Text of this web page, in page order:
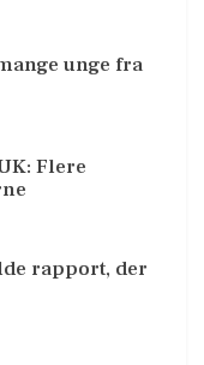
unge fra
Flere
rapport, der